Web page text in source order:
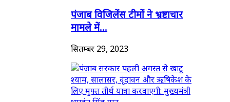
पंजाब विजिलेंस टीमों ने भ्रष्टाचार
मामले में...
सितम्बर 29, 2023